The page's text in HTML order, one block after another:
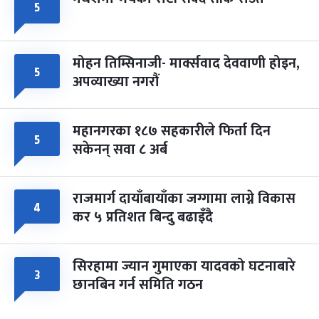
५
५ मोहन तिम्सिनाजी- मार्क्सवाद देववाणी होइन,
अपव्याख्या नगरौं
५ महानगरका १८७ सहकारीले फिर्ता दिन
सकेनन् सवा ८ अर्ब
४ राजमार्ग दायाँबायाँका जग्गामा लाग्ने विकास
कर ५ प्रतिशत बिन्दु बढाइँदै
३ सिरहामा ज्यान गुमाएका यादवको घटनाबारे
छानबिन गर्न समिति गठन